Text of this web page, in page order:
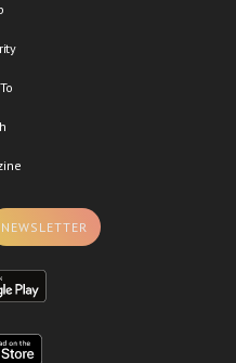
NEWSLETTER